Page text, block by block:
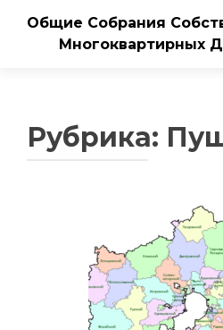
Общие Собрания
Многоквартирных
Рубрика: